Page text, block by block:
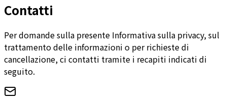
Contatti
Per domande sulla presente Informativa sulla privacy, sul
trattamento delle informazioni o per richieste di
cancellazione, ci contatti tramite i recapiti indicati di
seguito.